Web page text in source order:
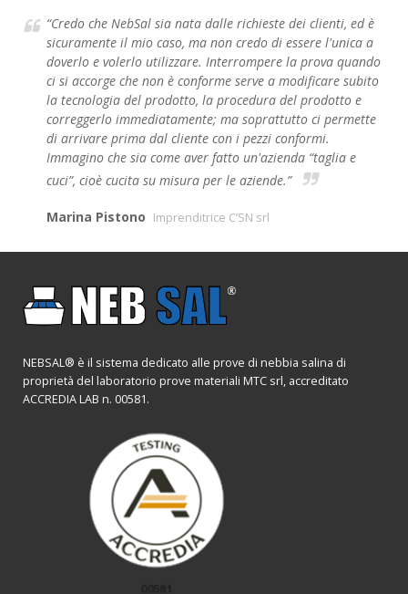
“Credo che NebSal sia nata dalle richieste dei clienti, ed è
sicuramente il mio caso, ma non credo di essere l'unica a
doverlo e volerlo utilizzare. Interrompere la prova quando
ci si accorge che non è conforme serve a modificare subito
la tecnologia del prodotto, la procedura del prodotto e
correggerlo immediatamente; ma soprattutto ci permette
di arrivare prima dal cliente con i pezzi conformi.
Immagino che sia come aver fatto un'azienda “taglia e
cuci”, cioè cucita su misura per le aziende.”
Marina Pistono Imprenditrice C’SN srl
NEBSAL® è il sistema dedicato alle prove di nebbia salina di
proprietà del laboratorio prove materiali MTC srl, accreditato
ACCREDIA LAB n. 00581.